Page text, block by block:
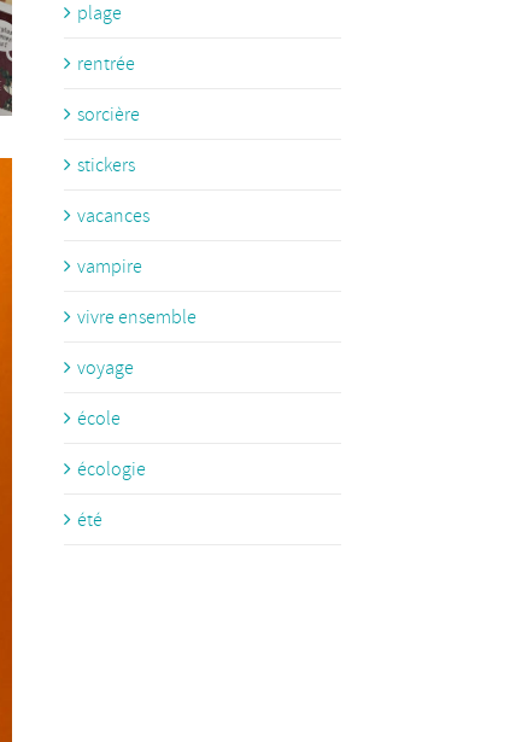
plage
rentrée
sorcière
stickers
vacances
vampire
vivre ensemble
voyage
école
écologie
été